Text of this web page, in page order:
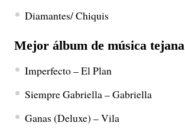
Diamantes/ Chiquis
Mejor álbum de música tejana
Imperfecto – El Plan
Siempre Gabriella – Gabriella
Ganas (Deluxe) – Vila